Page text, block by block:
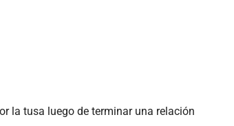
la tusa luego de terminar una relación